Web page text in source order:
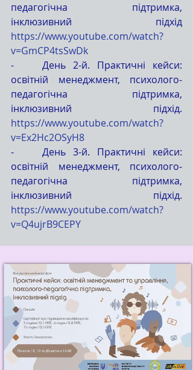
педагогічна підтримка,
https://www.youtube.com/watch?
v=GmCP4tsSwDk
-    День 2-й. Практичні кейси:
освітній менеджмент, психолого-
педагогічна підтримка,
https://www.youtube.com/watch?
v=Ex2Hc2OSyH8
-    День 3-й. Практичні кейси:
освітній менеджмент, психолого-
педагогічна підтримка,
https://www.youtube.com/watch?
v=Q4ujrB9CEPY